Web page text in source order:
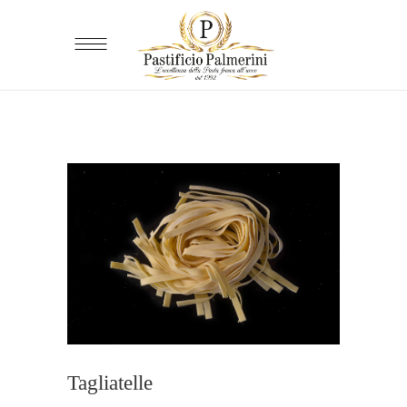
Tagliatelle